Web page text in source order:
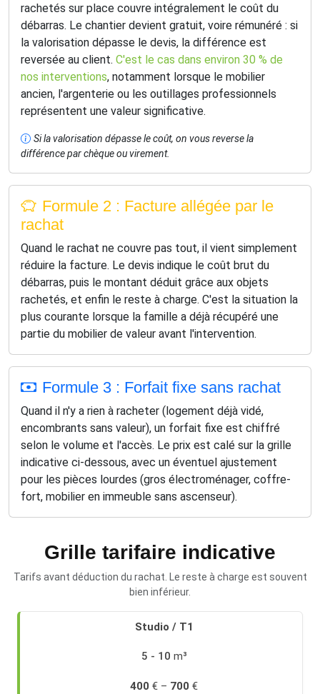
rachetés sur place couvre intégralement le coût du
débarras. Le chantier devient gratuit, voire rémunéré : si
la valorisation dépasse le devis, la différence est
reversée au client. C'est le cas dans environ 30 % de
nos interventions, notamment lorsque le mobilier
ancien, l'argenterie ou les outillages professionnels
représentent une valeur significative.
Si la valorisation dépasse le coût, on vous reverse la
différence par chèque ou virement.
Formule 2 : Facture allégée par le
rachat
Quand le rachat ne couvre pas tout, il vient simplement
réduire la facture. Le devis indique le coût brut du
débarras, puis le montant déduit grâce aux objets
rachetés, et enfin le reste à charge. C'est la situation la
plus courante lorsque la famille a déjà récupéré une
partie du mobilier de valeur avant l'intervention.
Formule 3 : Forfait fixe sans rachat
Quand il n'y a rien à racheter (logement déjà vidé,
encombrants sans valeur), un forfait fixe est chiffré
selon le volume et l'accès. Le prix est calé sur la grille
indicative ci-dessous, avec un éventuel ajustement
pour les pièces lourdes (gros électroménager, coffre-
fort, mobilier en immeuble sans ascenseur).
Grille tarifaire indicative
Tarifs avant déduction du rachat. Le reste à charge est souvent
bien inférieur.
Retrouvez
Studio / T1
5 - 10
400 700